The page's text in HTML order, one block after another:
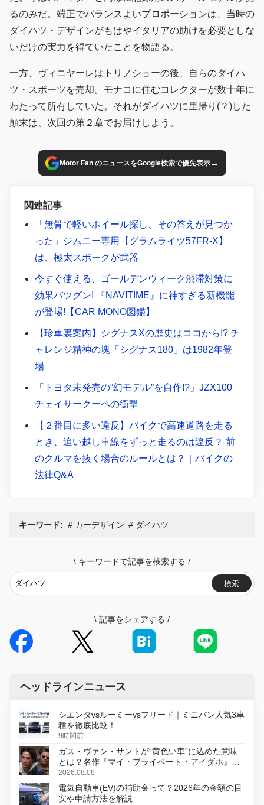
るのみだ。端正でバランスよいプロポーションは、当時の
ダイハツ・デザインがもはやイタリアの助けを必要としな
いだけの実力を得ていたことを物語る。
一方、ヴィニヤーレはトリノショーの後、自らのダイハ
ツ・スポーツを売却。モナコに住むコレクターが数十年に
わたって所有していた。それがダイハツに里帰り(？)した
顛末は、次回の第２章でお届けしよう。
Motor Fan のニュースをGoogle検索で優先表示→
関連記事
「無骨で軽いホイール探し、その答えが見つか
った」ジムニー専用【グラムライツ57FR-X】
は、極太スポークが武器
今すぐ使える、ゴールデンウィーク渋滞対策に
効果バツグン! 『NAVITIME』に神すぎる新機能
が登場!【CAR MONO図鑑】
【珍車裏案内】シグナスXの歴史はココから!? チ
ャレンジ精神の塊「シグナス180」は1982年登
場
「トヨタ未発売の“幻モデル”を自作!?」JZX100
チェイサークーペの衝撃
【２番目に多い違反】バイクで高速道路を走る
とき、追い越し車線をずっと走るのは違反？ 前
のクルマを抜く場合のルールとは？｜バイクの
法律Q&A
キーワード: カーデザイン ダイハツ
\ キーワードで記事を検索する /
検索
\ 記事をシェアする /
ヘッドラインニュース
シエンタvsルーミーvsフリード｜ミニバン人気3車
種を徹底比較！
9時間前
ガス・ヴァン・サントが“黄色い車”に込めた意味
とは？名作『マイ・プライベート・アイダホ』が
初のデジタルリマスター版で復活
2026.08.08
電気自動車(EV)の補助金って？2026年の金額の目
安や申請方法を解説